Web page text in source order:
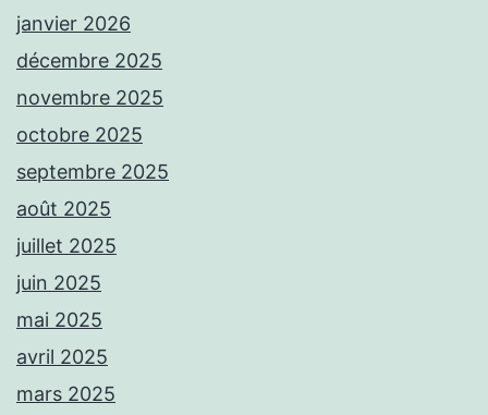
janvier 2026
décembre 2025
novembre 2025
octobre 2025
septembre 2025
août 2025
juillet 2025
juin 2025
mai 2025
avril 2025
mars 2025